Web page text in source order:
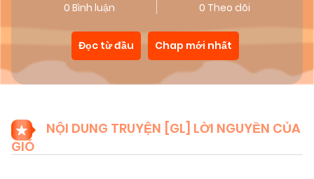
0 Bình luận 0 Theo dõi
Đọc từ đầu Chap mới nhất
NỘI DUNG TRUYỆN [GL] LỜI NGUYỀN CỦA
GIÓ